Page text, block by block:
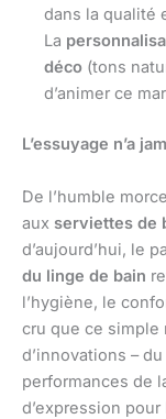
dans la qualité
La
déco (tons
d’animer ce
L’essuyage n’a
De l’humble
aux serviettes de
d’aujourd’hui, le
du linge de bain
l’hygiène, le
cru que ce simple
d’innovations – du
performances de
d’expression pour